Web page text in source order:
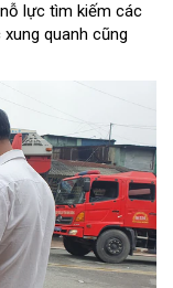
lực tìm kiếm các
quanh cũng